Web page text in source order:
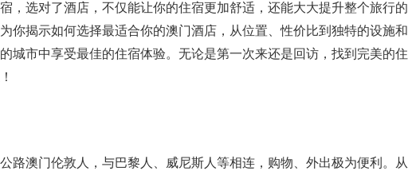
，选对了酒店，不仅能让你的住宿更加舒适，还能大大提升整个旅行的
你揭示如何选择最适合你的澳门酒店，从位置、性价比到独特的设施和
城市中享受最佳的住宿体验。无论是第一次来还是回访，找到完美的住
路澳门伦敦人，与巴黎人、威尼斯人等相连，购物、外出极为便利。从